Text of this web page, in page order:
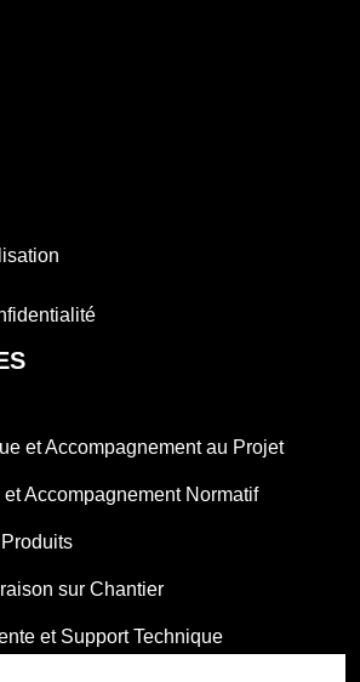
et Accompagnement au Projet
Accompagnement Normatif
sur Chantier
et Support Technique